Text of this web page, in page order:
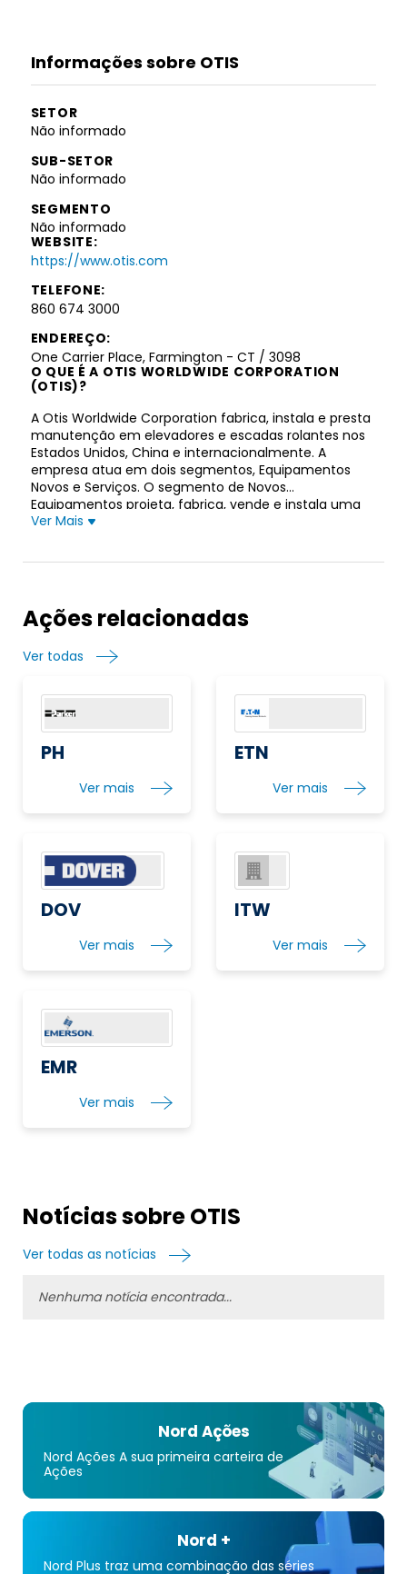
Informações sobre OTIS
SETOR
Não informado
SUB-SETOR
Não informado
SEGMENTO
Não informado
WEBSITE:
https://www.otis.com
TELEFONE:
860 674 3000
ENDEREÇO:
One Carrier Place, Farmington - CT / 3098
O QUE É A OTIS WORLDWIDE CORPORATION
(OTIS)?
A Otis Worldwide Corporation fabrica, instala e presta
manutenção em elevadores e escadas rolantes nos
Estados Unidos, China e internacionalmente. A
empresa atua em dois segmentos, Equipamentos
Novos e Serviços. O segmento de Novos
Equipamentos projeta, fabrica, vende e instala uma
variedade de elevadores de passageiros e de carga,
serviços de modernização para modernização de
elevadores e escadas rolantes. Contava com uma
serviço operando aproximadamente 1.400 filiais e
sediada em Farmington, Connecticut.
Ver Mais
Ações relacionadas
Ver todas
PH
Ver mais
ETN
Ver mais
DOV
Ver mais
ITW
Ver mais
EMR
Ver mais
Notícias sobre OTIS
Ver todas as notícias
Nenhuma notícia encontrada...
Nord Ações
Nord Ações A sua primeira carteira de
Ações
Nord +
Nord Plus traz uma combinação das séries